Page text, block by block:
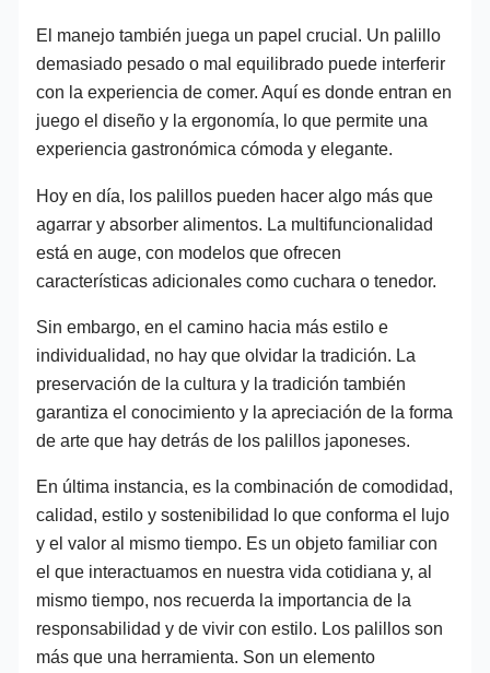
El manejo también juega un papel crucial. Un palillo
demasiado pesado o mal equilibrado puede interferir
con la experiencia de comer. Aquí es donde entran en
juego el diseño y la ergonomía, lo que permite una
experiencia gastronómica cómoda y elegante.
Hoy en día, los palillos pueden hacer algo más que
agarrar y absorber alimentos. La multifuncionalidad
está en auge, con modelos que ofrecen
características adicionales como cuchara o tenedor.
Sin embargo, en el camino hacia más estilo e
individualidad, no hay que olvidar la tradición. La
preservación de la cultura y la tradición también
garantiza el conocimiento y la apreciación de la forma
de arte que hay detrás de los palillos japoneses.
En última instancia, es la combinación de comodidad,
calidad, estilo y sostenibilidad lo que conforma el lujo
y el valor al mismo tiempo. Es un objeto familiar con
el que interactuamos en nuestra vida cotidiana y, al
mismo tiempo, nos recuerda la importancia de la
responsabilidad y de vivir con estilo. Los palillos son
más que una herramienta. Son un elemento